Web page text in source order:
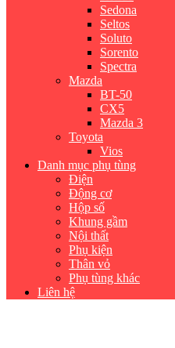
Sedona
Seltos
Soluto
Sorento
Spectra
Mazda
BT-50
CX5
Mazda 3
Toyota
Vios
Danh mục phụ tùng
Điện
Động cơ
Hộp số
Khung gầm
Nội thất
Phụ kiện
Thân vỏ
Phụ tùng khác
Liên hệ